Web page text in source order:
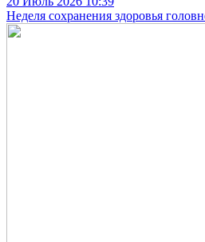
Неделя сохранения здоровья